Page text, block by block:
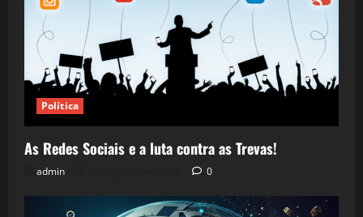
Política
As Redes Sociais e a luta contra as Trevas!
admin 0